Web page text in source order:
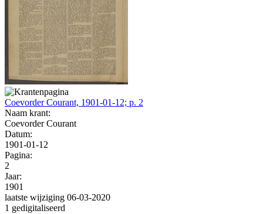
Coevorder Courant, 1901-01-12; p. 2
Naam krant:
Coevorder Courant
Datum:
1901-01-12
Pagina:
2
Jaar:
1901
laatste wijziging 06-03-2020
1 gedigitaliseerd